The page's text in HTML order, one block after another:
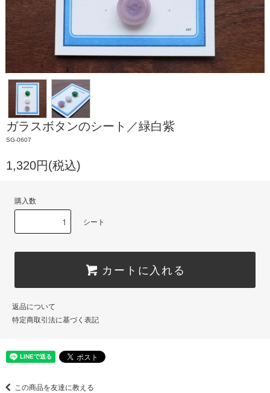
ガラスボタンのシート／緑白紫
SG-0607
1,320円(税込)
購入数
シート
カートに入れる
返品について
特定商取引法に基づく表記
この商品を友達に教える